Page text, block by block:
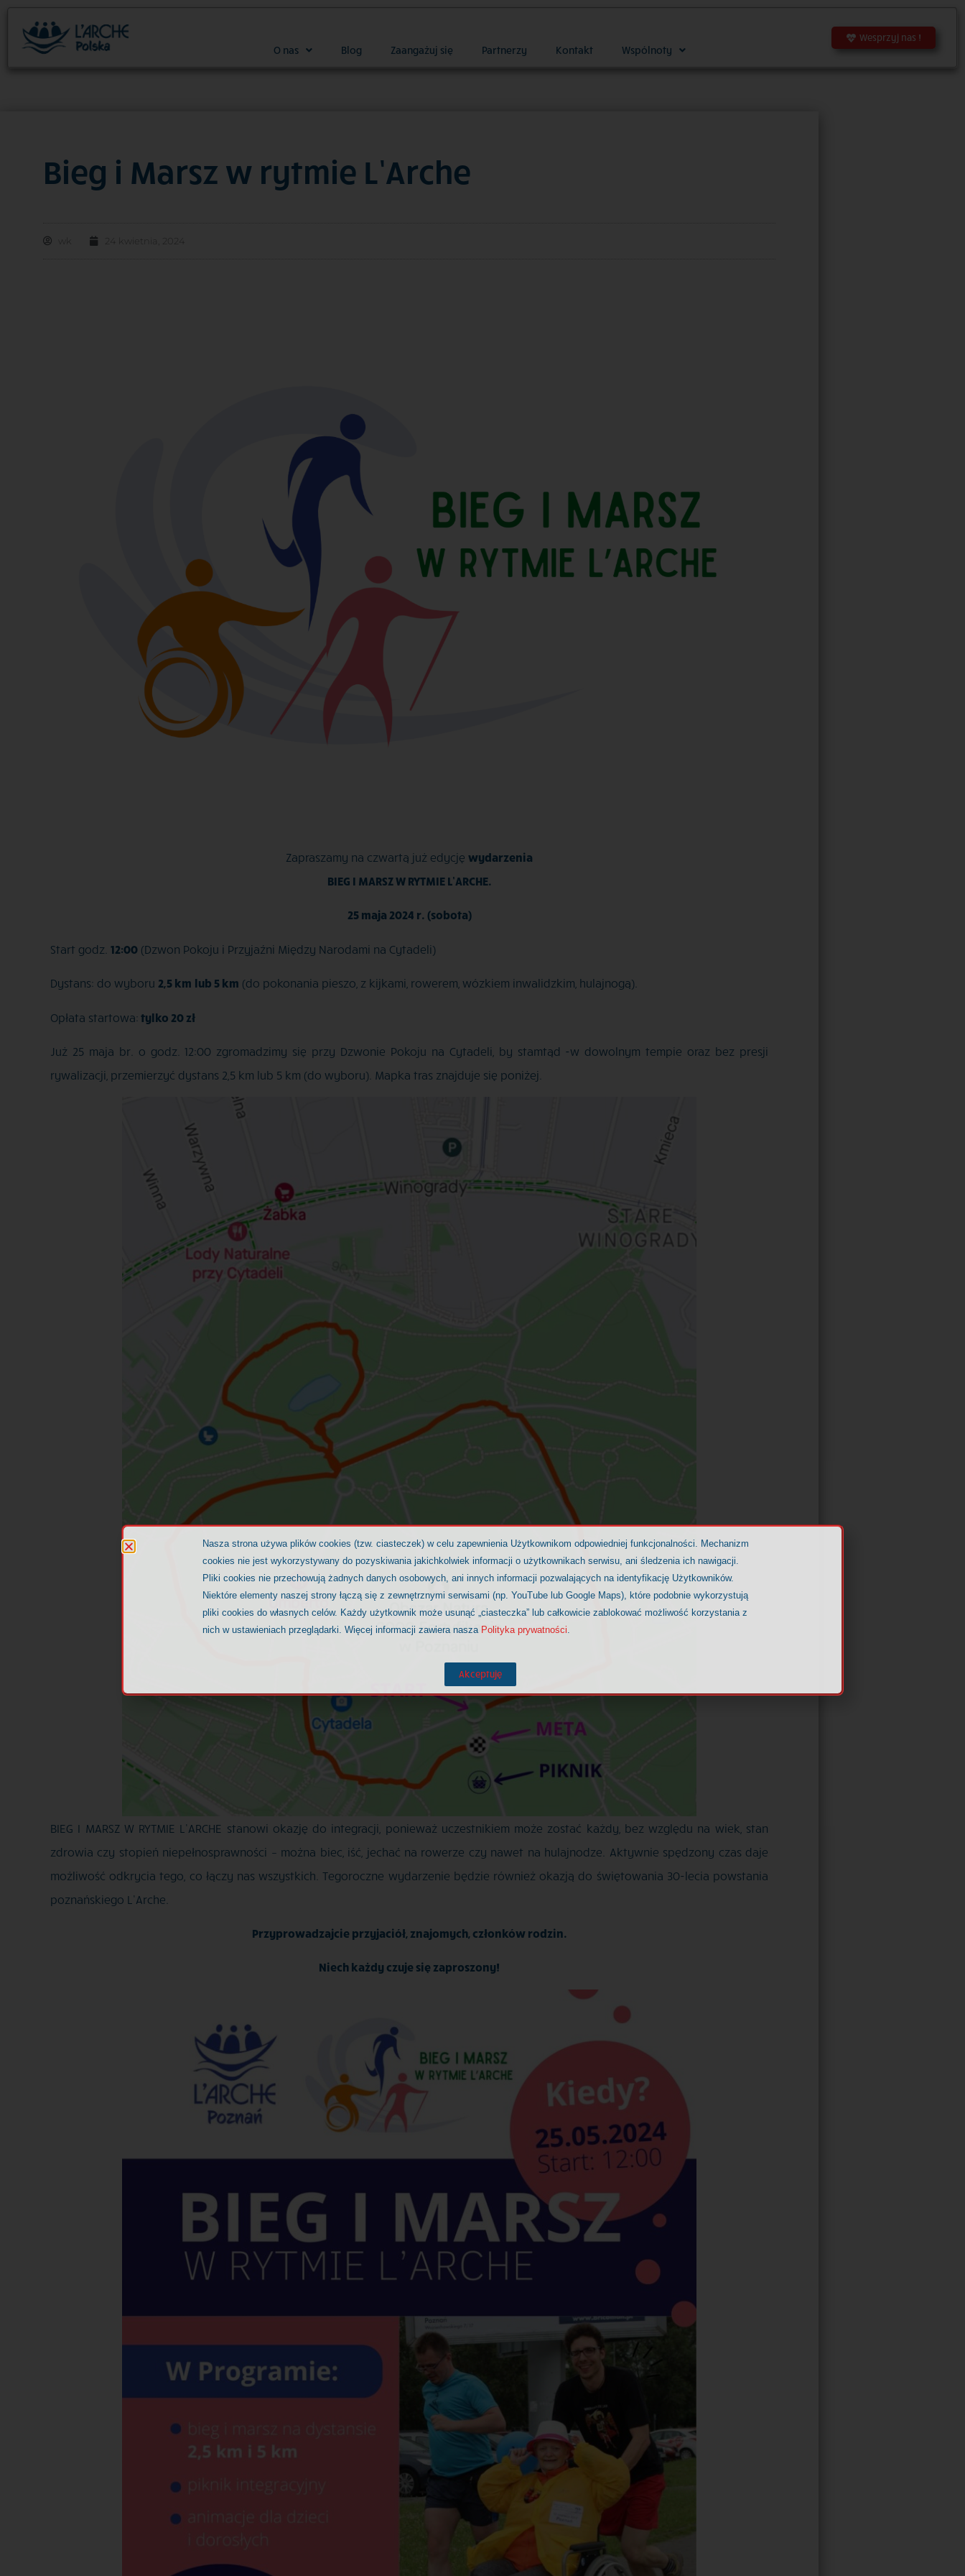
O nas Blog Zaangażuj się Partnerzy Kontakt Wspólnoty
Wesprzyj nas !
Bieg i Marsz w rytmie L’Arche
24 kwietnia, 2024
Zapraszamy na czwartą już edycję wydarzenia
BIEG I MARSZ W RYTMIE L’ARCHE.
25 maja 2024 r. (sobota)
Start godz. 12:00 (Dzwon Pokoju i Przyjaźni Między Narodami na Cytadeli)
Dystans: do wyboru 2,5 km lub 5 km (do pokonania pieszo, z kijkami, rowerem, wózkiem inwalidzkim, hulajnogą).
Opłata startowa: tylko 20 zł
Już 25 maja br. o godz. 12:00 zgromadzimy się przy Dzwonie Pokoju na Cytadeli, by stamtąd -w dowolnym tempie oraz bez presji
rywalizacji, przemierzyć dystans 2,5 km lub 5 km (do wyboru). Mapka tras znajduje się poniżej.
BIEG I MARSZ W RYTMIE L’ARCHE stanowi okazję do integracji, ponieważ uczestnikiem może zostać każdy, bez względu na wiek, stan
zdrowia czy stopień niepełnosprawności – można biec, iść, jechać na rowerze czy nawet na hulajnodze. Aktywnie spędzony czas daje
możliwość odkrycia tego, co łączy nas wszystkich. Tegoroczne wydarzenie będzie również okazją do świętowania 30-lecia powstania
poznańskiego L’Arche.
Przyprowadzajcie przyjaciół, znajomych, członków rodzin.
Niech każdy czuje się zaproszony!
Nasza strona używa plików cookies (tzw. ciasteczek) w celu zapewnienia Użytkownikom odpowiedniej funkcjonalności. Mechanizm
cookies nie jest wykorzystywany do pozyskiwania jakichkolwiek informacji o użytkownikach serwisu, ani śledzenia ich nawigacji.
Pliki cookies nie przechowują żadnych danych osobowych, ani innych informacji pozwalających na identyfikację Użytkowników.
Niektóre elementy naszej strony łączą się z zewnętrznymi serwisami (np. YouTube lub Google Maps), które podobnie wykorzystują
pliki cookies do własnych celów. Każdy użytkownik może usunąć „ciasteczka” lub całkowicie zablokować możliwość korzystania z
nich w ustawieniach przeglądarki. Więcej informacji zawiera nasza Polityka prywatności.
Akceptuję